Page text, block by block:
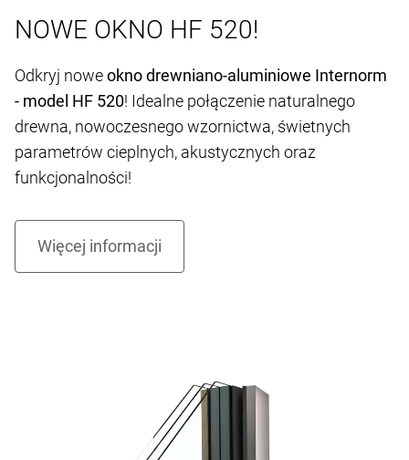
NOWE OKNO HF 520!
Odkryj noweokno drewniano-aluminiowe Internorm
- model HF 520! Idealne połączenie naturalnego
drewna, nowoczesnego wzornictwa, świetnych
parametrów cieplnych, akustycznych oraz
funkcjonalności!